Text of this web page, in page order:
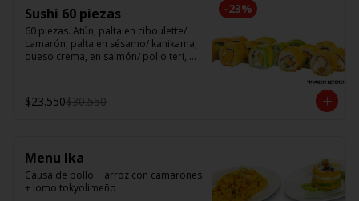
-23%
Sushi 60 piezas
60 piezas. Atún, palta en ciboulette/
camarón, palta en sésamo/ kanikama,
queso crema, en salmón/ pollo teri,
panko/ camarón, queso crema, en
panko.
$23.550$30.550
Menu Ika
Causa de pollo + arroz con camarones
+ lomo tokyolimeño